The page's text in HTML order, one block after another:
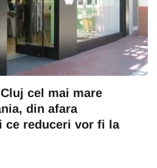
cel mai mare
din afara
ce reduceri vor fi la